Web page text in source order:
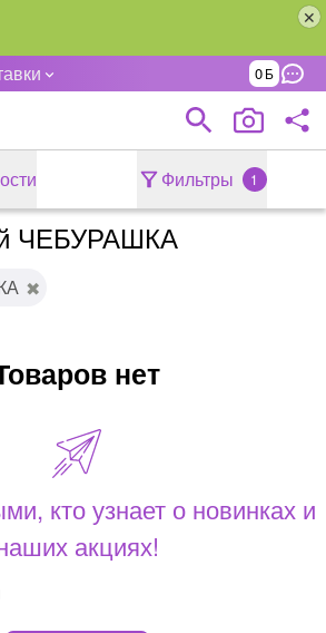
0
Фильтры 1
ЧЕБУРАШКА
нет
кто узнает о новинках и
акциях!